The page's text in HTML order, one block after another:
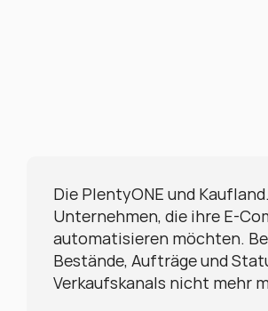
Die PlentyONE und
Unternehmen, die ihre E-
automatisieren möchten.
Bestände, Aufträge und
Verkaufskanals nicht mehr